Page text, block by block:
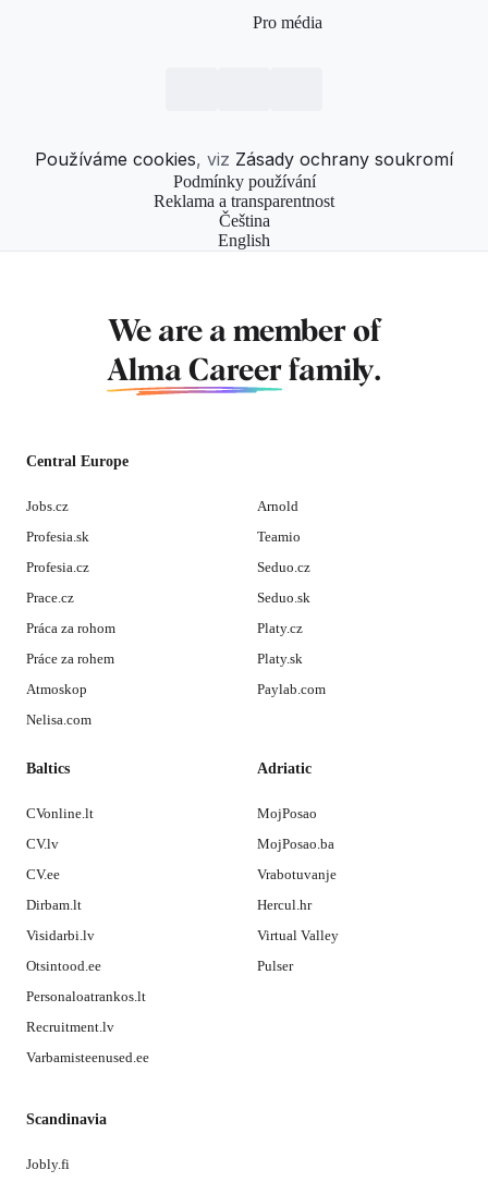
Pro média
Používáme cookies, viz Zásady ochrany soukromí
Podmínky používání
Reklama a transparentnost
Čeština
English
We are a member of
Alma Career family.
Central Europe
Jobs.cz
Profesia.sk
Profesia.cz
Prace.cz
Práca za rohom
Práce za rohem
Atmoskop
Nelisa.com
Arnold
Teamio
Seduo.cz
Seduo.sk
Platy.cz
Platy.sk
Paylab.com
Baltics
CVonline.lt
CV.lv
CV.ee
Dirbam.lt
Visidarbi.lv
Otsintood.ee
Personaloatrankos.lt
Recruitment.lv
Varbamisteenused.ee
Adriatic
MojPosao
MojPosao.ba
Vrabotuvanje
Hercul.hr
Virtual Valley
Pulser
Scandinavia
Jobly.fi